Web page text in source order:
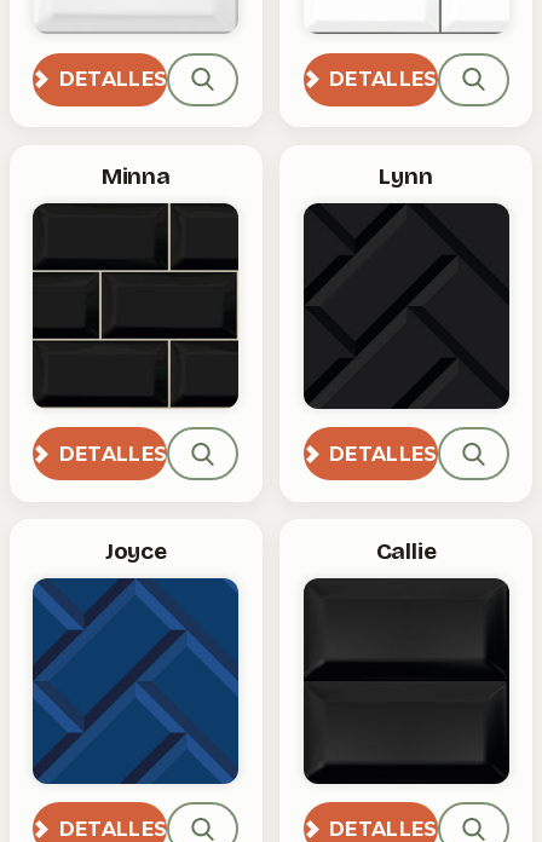
DETALLES DETALLES
Minna
DETALLES
Lynn
DETALLES
Joyce
DETALLES
Callie
DETALLES